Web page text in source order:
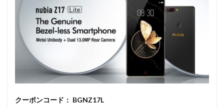
クーポンコード： BGNZ17L